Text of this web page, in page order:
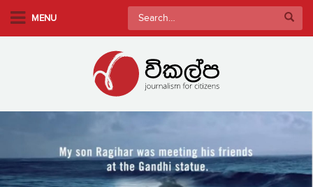
m
c
MENU
Search
for: